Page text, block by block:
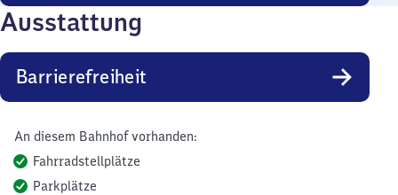
Ausstattung
Barrierefreiheit
An diesem Bahnhof vorhanden:
Fahrradstellplätze
Parkplätze